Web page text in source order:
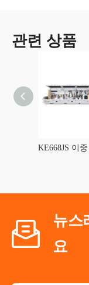
관련 상품
뉴스
요